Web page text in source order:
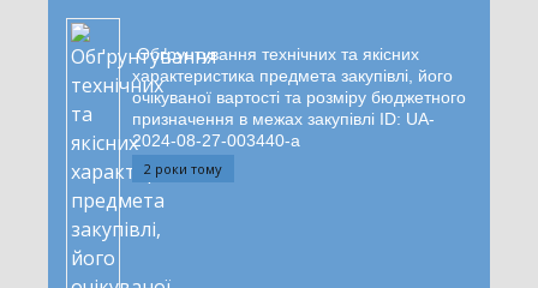
Обґрунтування технічних та якісних
характеристика предмета закупівлі, його
очікуваної вартості та розміру бюджетного
призначення в межах закупівлі ID: UA-
2024-08-27-003440-a
2 роки тому